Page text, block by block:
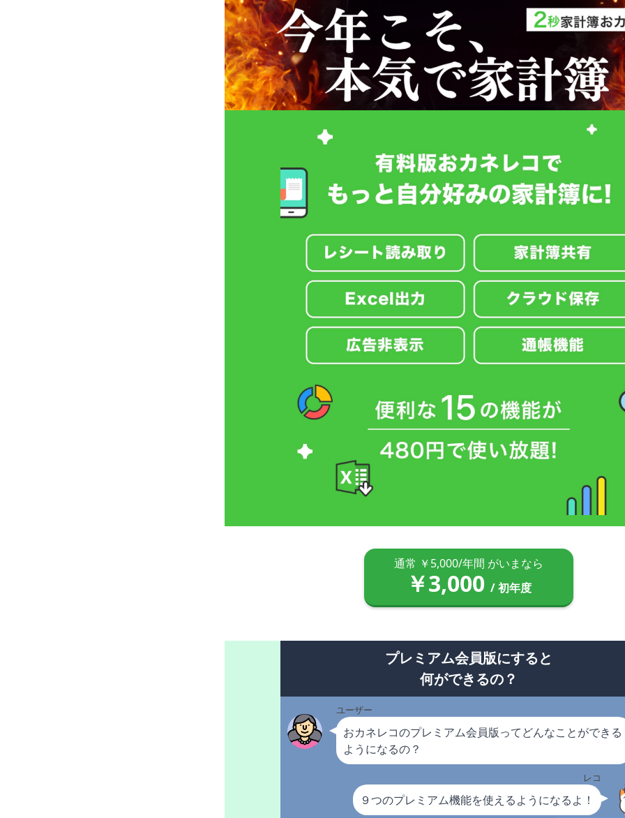
通常 ￥5,000/年間 がいまなら
￥3,000 / 初年度
プレミアム会員版にすると
何ができるの？
ユーザー
おカネレコのプレミアム会員版ってどんなことができる
ようになるの？
レコ
９つのプレミアム機能を使えるようになるよ！